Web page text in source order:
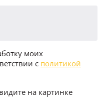
моих
с политикой
на картинке